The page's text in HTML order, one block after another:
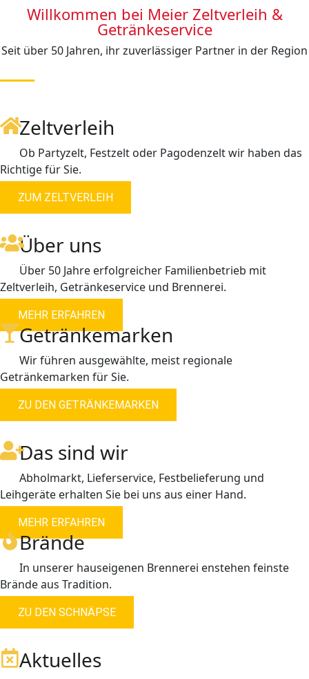
Willkommen bei Meier Zeltverleih &
Getränkeservice
Seit über 50 Jahren, ihr zuverlässiger Partner in der Region
Zeltverleih
Ob Partyzelt, Festzelt oder Pagodenzelt wir haben das
Richtige für Sie.
ZUM ZELTVERLEIH
Über uns
Über 50 Jahre erfolgreicher Familienbetrieb mit
Zeltverleih, Getränkeservice und Brennerei.
MEHR ERFAHREN
Getränkemarken
Wir führen ausgewählte, meist regionale
Getränkemarken für Sie.
ZU DEN GETRÄNKEMARKEN
Das sind wir
Abholmarkt, Lieferservice, Festbelieferung und
Leihgeräte erhalten Sie bei uns aus einer Hand.
MEHR ERFAHREN
Brände
In unserer hauseigenen Brennerei enstehen feinste
Brände aus Tradition.
ZU DEN SCHNÄPSE
Aktuelles